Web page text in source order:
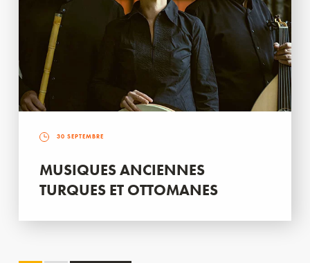
30 SEPTEMBRE
MUSIQUES ANCIENNES
TURQUES ET OTTOMANES